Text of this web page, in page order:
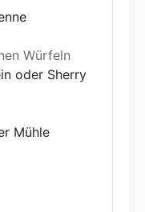
Würfeln
oder Sherry
Mühle